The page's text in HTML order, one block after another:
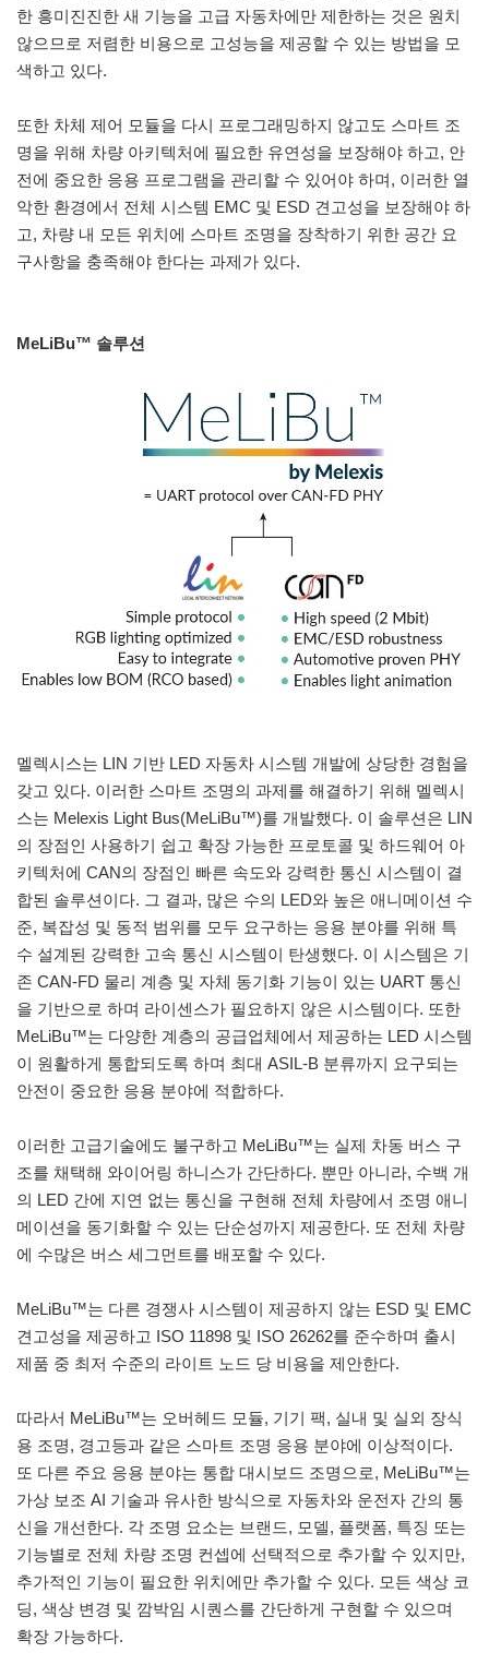
한 흥미진진한 새 기능을 고급 자동차에만 제한하는 것은 원치
않으므로 저렴한 비용으로 고성능을 제공할 수 있는 방법을 모
색하고 있다.
또한 차체 제어 모듈을 다시 프로그래밍하지 않고도 스마트 조
명을 위해 차량 아키텍처에 필요한 유연성을 보장해야 하고, 안
전에 중요한 응용 프로그램을 관리할 수 있어야 하며, 이러한 열
악한 환경에서 전체 시스템 EMC 및 ESD 견고성을 보장해야 하
고, 차량 내 모든 위치에 스마트 조명을 장착하기 위한 공간 요
구사항을 충족해야 한다는 과제가 있다.
MeLiBu™ 솔루션
멜렉시스는 LIN 기반 LED 자동차 시스템 개발에 상당한 경험을
갖고 있다. 이러한 스마트 조명의 과제를 해결하기 위해 멜렉시
스는 Melexis Light Bus(MeLiBu™)를 개발했다. 이 솔루션은 LIN
의 장점인 사용하기 쉽고 확장 가능한 프로토콜 및 하드웨어 아
키텍처에 CAN의 장점인 빠른 속도와 강력한 통신 시스템이 결
합된 솔루션이다. 그 결과, 많은 수의 LED와 높은 애니메이션 수
준, 복잡성 및 동적 범위를 모두 요구하는 응용 분야를 위해 특
수 설계된 강력한 고속 통신 시스템이 탄생했다. 이 시스템은 기
존 CAN-FD 물리 계층 및 자체 동기화 기능이 있는 UART 통신
을 기반으로 하며 라이센스가 필요하지 않은 시스템이다. 또한
MeLiBu™는 다양한 계층의 공급업체에서 제공하는 LED 시스템
이 원활하게 통합되도록 하며 최대 ASIL-B 분류까지 요구되는
안전이 중요한 응용 분야에 적합하다.
이러한 고급기술에도 불구하고 MeLiBu™는 실제 차동 버스 구
조를 채택해 와이어링 하니스가 간단하다. 뿐만 아니라, 수백 개
의 LED 간에 지연 없는 통신을 구현해 전체 차량에서 조명 애니
메이션을 동기화할 수 있는 단순성까지 제공한다. 또 전체 차량
에 수많은 버스 세그먼트를 배포할 수 있다.
MeLiBu™는 다른 경쟁사 시스템이 제공하지 않는 ESD 및 EMC
견고성을 제공하고 ISO 11898 및 ISO 26262를 준수하며 출시
제품 중 최저 수준의 라이트 노드 당 비용을 제안한다.
따라서 MeLiBu™는 오버헤드 모듈, 기기 팩, 실내 및 실외 장식
용 조명, 경고등과 같은 스마트 조명 응용 분야에 이상적이다.
또 다른 주요 응용 분야는 통합 대시보드 조명으로, MeLiBu™는
가상 보조 AI 기술과 유사한 방식으로 자동차와 운전자 간의 통
신을 개선한다. 각 조명 요소는 브랜드, 모델, 플랫폼, 특징 또는
기능별로 전체 차량 조명 컨셉에 선택적으로 추가할 수 있지만,
추가적인 기능이 필요한 위치에만 추가할 수 있다. 모든 색상 코
딩, 색상 변경 및 깜박임 시퀀스를 간단하게 구현할 수 있으며
확장 가능하다.